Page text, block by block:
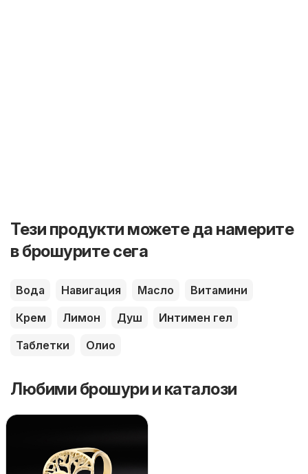
Тези продукти можете да намерите
в брошурите сега
Вода Навигация Масло
Витамини
Крем
Лимон Душ
Интимен гел
Таблетки
Олио
Любими брошури и каталози